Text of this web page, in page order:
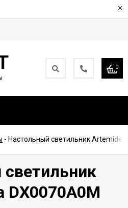
×
0
- Настольный светильник Artemide
DX0070A0M